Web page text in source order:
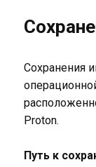
Сохранения
Proton.
Путь к